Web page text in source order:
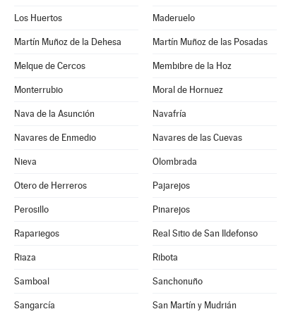
Los Huertos Maderuelo
Martín Muñoz de la Dehesa Martín Muñoz de las Posadas
Melque de Cercos Membibre de la Hoz
Monterrubio Moral de Hornuez
Nava de la Asunción Navafría
Navares de Enmedio Navares de las Cuevas
Nieva Olombrada
Otero de Herreros Pajarejos
Perosillo Pinarejos
Rapariegos Real Sitio de San Ildefonso
Riaza Ribota
Samboal Sanchonuño
Sangarcía San Martín y Mudrián